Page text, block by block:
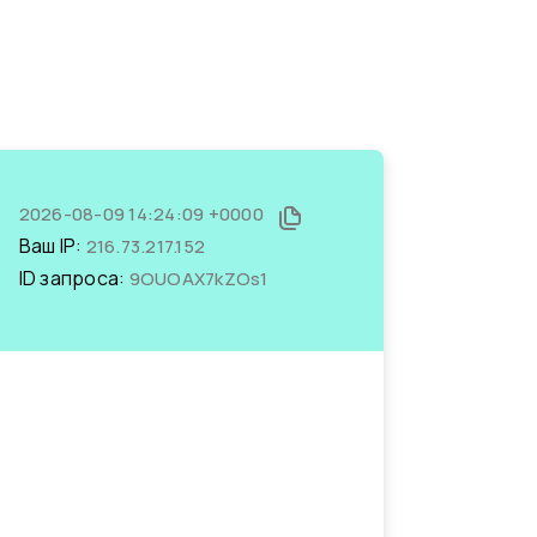
2026-08-09 14:24:09 +0000
Ваш IP: 216.73.217.152
ID запроса: 9OUOAX7kZOs1